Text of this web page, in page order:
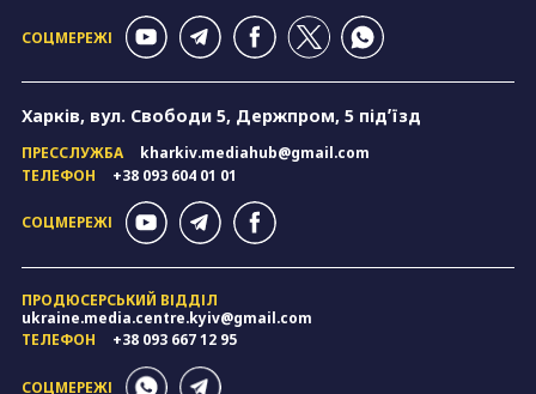
СОЦМЕРЕЖІ
Харків, вул. Свободи 5, Держпром, 5 підʼїзд
ПРЕССЛУЖБА
kharkiv.mediahub@gmail.com
ТЕЛЕФОН
+38 093 604 01 01
СОЦМЕРЕЖІ
ПРОДЮСЕРСЬКИЙ ВІДДІЛ
ukraine.media.centre.kyiv@gmail.com
ТЕЛЕФОН
+38 093 667 12 95
СОЦМЕРЕЖІ